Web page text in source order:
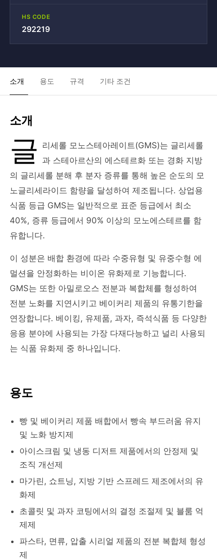
HS CODE
292219
소개 용도 규격 기타 조건
소개
글 리세롤 모노스테아레이트(GMS)는 글리세롤
과 스테아르산의 에스테르화 또는 경화 지방
의 글리세롤 분해 후 분자 증류를 통해 높은 순도의 모
노글리세라이드 함량을 달성하여 제조됩니다. 상업용
식품 등급 GMS는 일반적으로 표준 등급에서 최소
40%, 증류 등급에서 90% 이상의 모노에스테르를 함
유합니다.
이 성분은 배합 환경에 따라 수중유형 및 유중수형 에
멀션을 안정화하는 비이온 유화제로 기능합니다.
GMS는 또한 아밀로오스 전분과 복합체를 형성하여
전분 노화를 지연시키고 베이커리 제품의 유통기한을
연장합니다. 베이킹, 유제품, 과자, 즉석식품 등 다양한
응용 분야에 사용되는 가장 다재다능하고 널리 사용되
는 식품 유화제 중 하나입니다.
용도
빵 및 베이커리 제품 배합에서 빵속 부드러움 유지
및 노화 방지제
아이스크림 및 냉동 디저트 제품에서의 안정제 및
조직 개선제
마가린, 쇼트닝, 지방 기반 스프레드 제조에서의 유
화제
초콜릿 및 과자 코팅에서의 결정 조절제 및 블룸 억
제제
파스타, 면류, 압출 시리얼 제품의 전분 복합체 형성
제